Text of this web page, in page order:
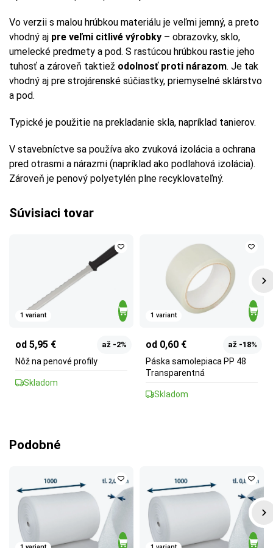
Vo verzii s malou hrúbkou materiálu je veľmi jemný, a preto
vhodný aj pre veľmi citlivé výrobky – obrazovky, sklo,
umelecké predmety a pod. S rastúcou hrúbkou rastie jeho
tuhosť a zároveň taktiež odolnosť proti nárazom. Je tak
vhodný aj pre strojárenské súčiastky, priemyselné sklárstvo
a pod.
Typické je použitie na prekladanie skla, napríklad tanierov.
V stavebníctve sa používa ako zvuková izolácia a ochrana
pred otrasmi a nárazmi (napríklad ako podlahová izolácia).
Zároveň je penový polyetylén plne recyklovateľný.
Súvisiaci tovar
1 variant
od 5,95 € až -2%
Nôž na penové profily
Skladom
1 variant
od 0,60 € až -18%
Páska samolepiaca PP 48
Transparentná
Skladom
Podobné